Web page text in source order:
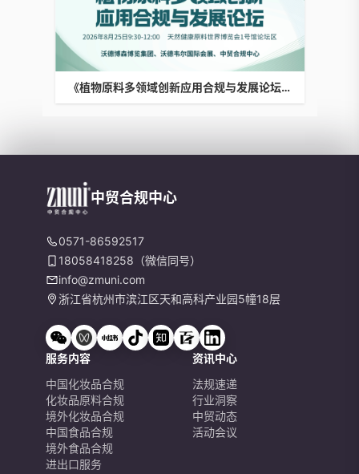
《植物原料多领域创新应用合规与发展论坛》
中贸合规中心
0571-86592517
18058418258（微信同号）
info@zmuni.com
浙江省杭州市滨江区天和高科产业园5幢18层
服务内容
中国化妆品合规
化妆品原料合规
境外化妆品合规
中国食品合规
境外食品合规
进出口服务
资讯中心
法规速递
行业洞察
中贸动态
活动会议